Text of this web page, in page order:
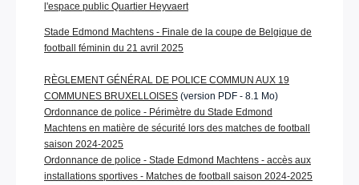
l'espace public Quartier Heyvaert
Stade Edmond Machtens - Finale de la coupe de Belgique de
football féminin du 21 avril 2025
RÈGLEMENT GÉNÉRAL DE POLICE COMMUN AUX 19
COMMUNES BRUXELLOISES (version PDF - 8.1 Mo)
Ordonnance de police - Périmètre du Stade Edmond
Machtens en matière de sécurité lors des matches de football
saison 2024-2025
Ordonnance de police - Stade Edmond Machtens - accès aux
installations sportives - Matches de football saison 2024-2025